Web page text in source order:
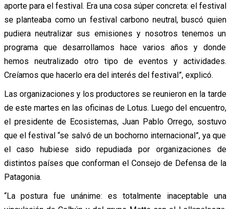
aporte para el festival. Era una cosa súper concreta: el festival
se planteaba como un festival carbono neutral, buscó quien
pudiera neutralizar sus emisiones y nosotros tenemos un
programa que desarrollamos hace varios años y donde
hemos neutralizado otro tipo de eventos y actividades.
Creíamos que hacerlo era del interés del festival”, explicó.
Las organizaciones y los productores se reunieron en la tarde
de este martes en las oficinas de Lotus. Luego del encuentro,
el presidente de Ecosistemas, Juan Pablo Orrego, sostuvo
que el festival “se salvó de un bochorno internacional”, ya que
el caso hubiese sido repudiada por organizaciones de
distintos países que conforman el Consejo de Defensa de la
Patagonia.
“La postura fue unánime: es totalmente inaceptable una